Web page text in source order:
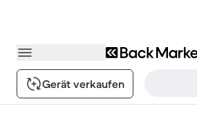
Gerät verkaufen